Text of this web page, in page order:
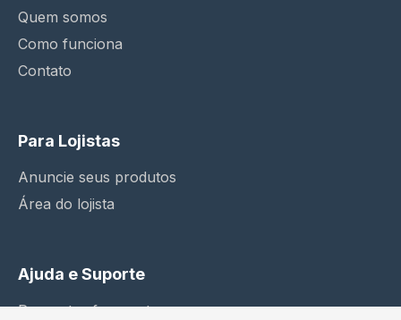
Quem somos
Como funciona
Contato
Para Lojistas
Anuncie seus produtos
Área do lojista
Ajuda e Suporte
Perguntas frequentes